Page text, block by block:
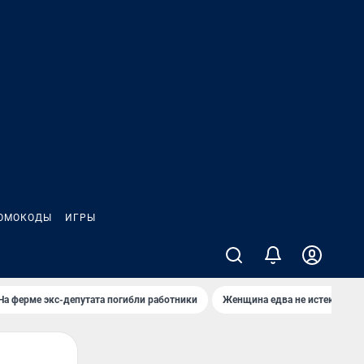
ИГРЫ
ферме экс-депутата погибли работники Женщина едва не истекла